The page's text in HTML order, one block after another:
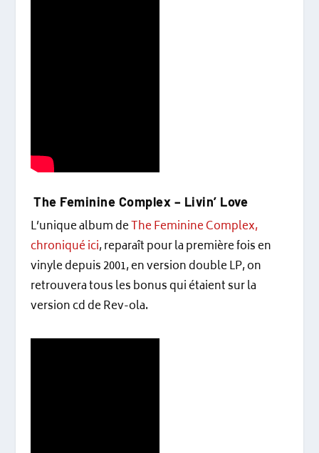
The Feminine Complex ‎– Livin’ Love
L’unique album deThe Feminine Complex,
chroniqué ici, reparaît pour la première fois en
vinyle depuis 2001, en version double LP, on
retrouvera tous les bonus qui étaient sur la
version cd de Rev-ola.